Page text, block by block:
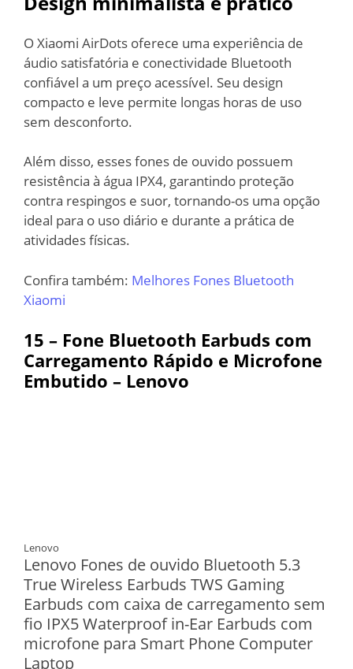
O Xiaomi AirDots oferece uma experiência de
áudio satisfatória e conectividade Bluetooth
confiável a um preço acessível. Seu design
compacto e leve permite longas horas de uso
sem desconforto.
Além disso, esses fones de ouvido possuem
resistência à água IPX4, garantindo proteção
contra respingos e suor, tornando-os uma opção
ideal para o uso diário e durante a prática de
atividades físicas.
Confira também: Melhores Fones Bluetooth
Xiaomi
15 – Fone Bluetooth Earbuds com
Carregamento Rápido e Microfone
Embutido – Lenovo
Lenovo
Lenovo Fones de ouvido Bluetooth 5.3
True Wireless Earbuds TWS Gaming
Earbuds com caixa de carregamento sem
fio IPX5 Waterproof in-Ear Earbuds com
microfone para Smart Phone Computer
Laptop